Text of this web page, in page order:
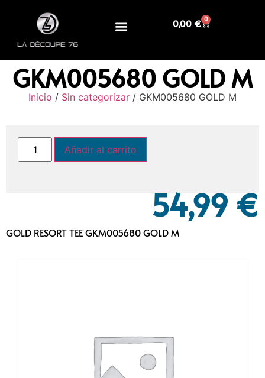
0,00 € 0
GKM005680 GOLD M
Inicio / Sin categorizar / GKM005680 GOLD M
Añadir al carrito
54,99 €
GOLD RESORT TEE GKM005680 GOLD M